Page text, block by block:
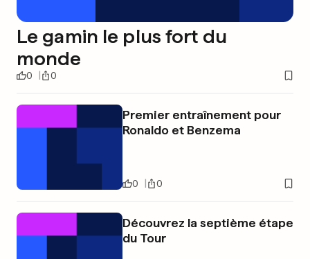
Le gamin le plus fort du
monde
0 0
Premier entraînement pour
Ronaldo et Benzema
0 0
Découvrez la septième étape
du Tour